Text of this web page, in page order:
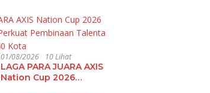
01/08/2026 10 Lihat
LAGA PARA JUARA AXIS
Nation Cup 2026